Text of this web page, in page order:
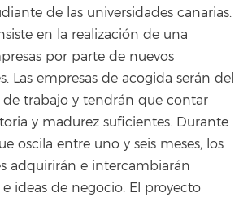
de las universidades canarias.
en la realización de una
por parte de nuevos
Las empresas de acogida serán del
trabajo y tendrán que contar
y madurez suficientes. Durante
oscila entre uno y seis meses, los
adquirirán e intercambiarán
ideas de negocio. El proyecto